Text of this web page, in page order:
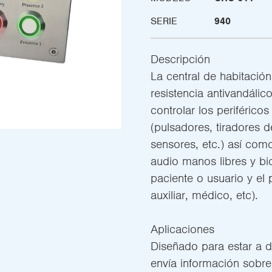
SERIE
940
Descripción
La central de
resistencia
controlar los
(pulsadores, tiradores
sensores, etc.) así
audio manos libres y
paciente o usuario y el
auxiliar, médico, etc).
Aplicaciones
Diseñado para estar a
envía información